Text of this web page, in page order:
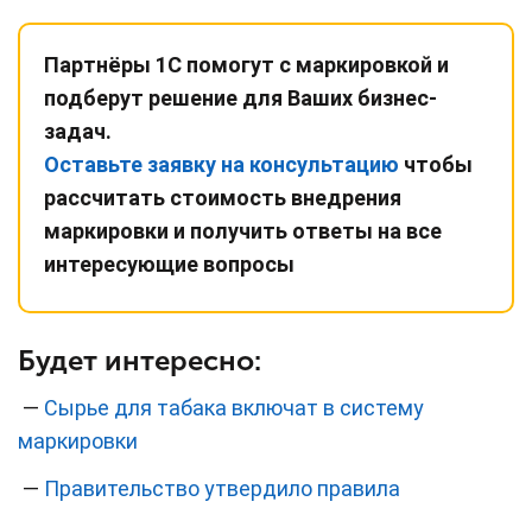
Партнёры 1С помогут с маркировкой и
подберут решение для Ваших бизнес-
задач.
Оставьте заявку на консультацию чтобы
рассчитать стоимость внедрения
маркировки и получить ответы на все
интересующие вопросы
Будет интересно:
— Сырье для табака включат в систему
маркировки
— Правительство утвердило правила